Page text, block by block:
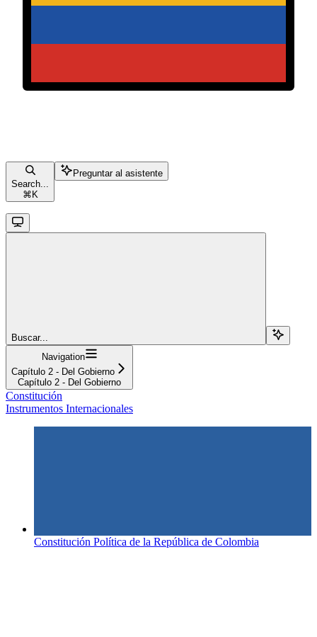
Search...
⌘ K
Preguntar al asistente
Buscar...
Navigation
Capítulo 2 - Del Gobierno
Capítulo 2 - Del Gobierno
Constitución
Instrumentos Internacionales
Constitución Política de la República de Colombia